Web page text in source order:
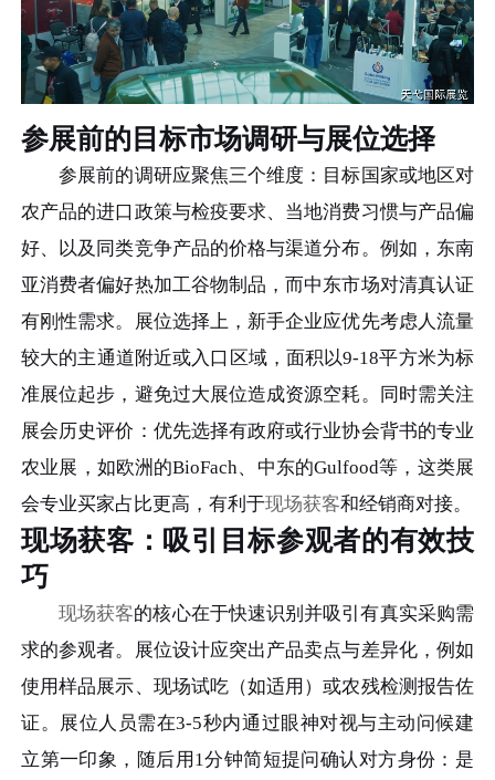
参展前的目标市场调研与展位选择
参展前的调研应聚焦三个维度：目标国家或地区对
农产品的进口政策与检疫要求、当地消费习惯与产品偏
好、以及同类竞争产品的价格与渠道分布。例如，东南
亚消费者偏好热加工谷物制品，而中东市场对清真认证
有刚性需求。展位选择上，新手企业应优先考虑人流量
较大的主通道附近或入口区域，面积以9-18平方米为标
准展位起步，避免过大展位造成资源空耗。同时需关注
展会历史评价：优先选择有政府或行业协会背书的专业
农业展，如欧洲的BioFach、中东的Gulfood等，这类展
会专业买家占比更高，有利于现场获客和经销商对接。
现场获客：吸引目标参观者的有效技
巧
现场获客的核心在于快速识别并吸引有真实采购需
求的参观者。展位设计应突出产品卖点与差异化，例如
使用样品展示、现场试吃（如适用）或农残检测报告佐
证。展位人员需在3-5秒内通过眼神对视与主动问候建
立第一印象，随后用1分钟简短提问确认对方身份：是